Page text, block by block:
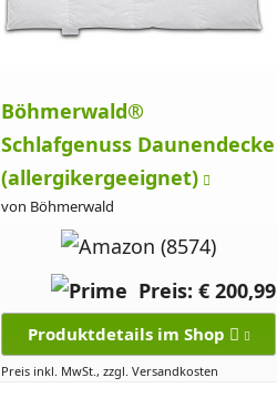
Böhmerwald®
Schlafgenuss Daunendecke
(allergikergeeignet)
von Böhmerwald
Preis: € 200,99
Produktdetails im Shop
Preis inkl. MwSt., zzgl. Versandkosten